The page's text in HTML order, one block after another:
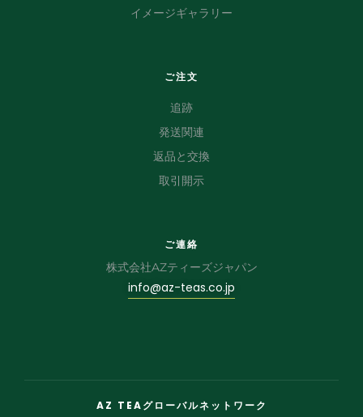
イメージギャラリー
ご注文
追跡
発送関連
返品と交換
取引開示
ご連絡
株式会社AZティーズジャパン
info@az-teas.co.jp
AZ TEAグローバルネットワーク